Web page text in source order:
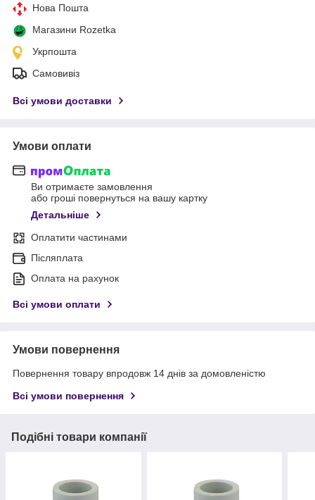
Нова Пошта
Магазини Rozetka
Укрпошта
Самовивіз
Всі умови доставки
Умови оплати
Ви отримаєте замовлення
або гроші повернуться на вашу картку
Детальніше
Оплатити частинами
Післяплата
Оплата на рахунок
Всі умови оплати
Умови повернення
Повернення товару впродовж 14 днів за домовленістю
Всі умови повернення
Подібні товари компанії